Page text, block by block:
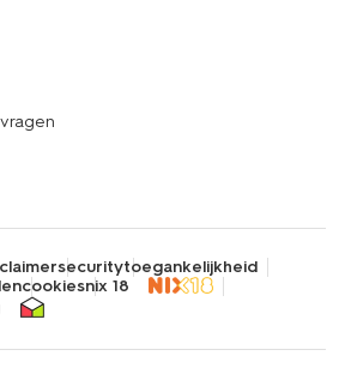
securitytoegankelijkheid
cookiesnix 18